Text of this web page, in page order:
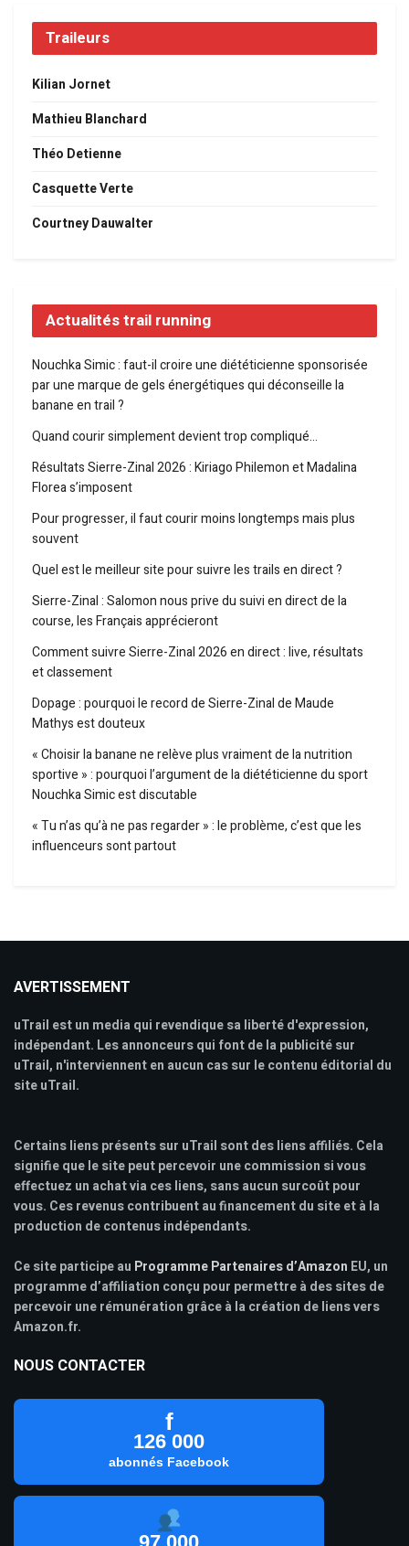
Traileurs
Kilian Jornet
Mathieu Blanchard
Théo Detienne
Casquette Verte
Courtney Dauwalter
Actualités trail running
Nouchka Simic : faut-il croire une diététicienne sponsorisée
par une marque de gels énergétiques qui déconseille la
banane en trail ?
Quand courir simplement devient trop compliqué…
Résultats Sierre-Zinal 2026 : Kiriago Philemon et Madalina
Florea s’imposent
Pour progresser, il faut courir moins longtemps mais plus
souvent
Quel est le meilleur site pour suivre les trails en direct ?
Sierre-Zinal : Salomon nous prive du suivi en direct de la
course, les Français apprécieront
Comment suivre Sierre-Zinal 2026 en direct : live, résultats
et classement
Dopage : pourquoi le record de Sierre-Zinal de Maude
Mathys est douteux
« Choisir la banane ne relève plus vraiment de la nutrition
sportive » : pourquoi l’argument de la diététicienne du sport
Nouchka Simic est discutable
« Tu n’as qu’à ne pas regarder » : le problème, c’est que les
influenceurs sont partout
AVERTISSEMENT
uTrail est un media qui revendique sa liberté d'expression,
indépendant. Les annonceurs qui font de la publicité sur
uTrail, n'interviennent en aucun cas sur le contenu éditorial du
site uTrail.
Certains liens présents sur uTrail sont des liens affiliés. Cela
signifie que le site peut percevoir une commission si vous
effectuez un achat via ces liens, sans aucun surcoût pour
vous. Ces revenus contribuent au financement du site et à la
production de contenus indépendants.
Ce site participe au Programme Partenaires d’Amazon EU, un
programme d’affiliation conçu pour permettre à des sites de
percevoir une rémunération grâce à la création de liens vers
Amazon.fr.
NOUS CONTACTER
f
126 000
abonnés Facebook